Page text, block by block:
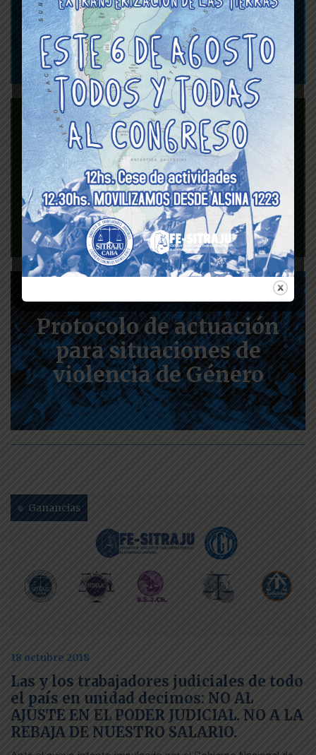
Judicial de la CABA
Seguro de vida
Protocolo de actuación
para situaciones de
violencia de Género
Ganancias
18 octubre 2018
Las y los trabajadores judiciales de todo
el país en unidad decimos: NO AL
AJUSTE EN EL PODER JUDICIAL. NO A LA
REBAJA DE NUESTRO SALARIO.